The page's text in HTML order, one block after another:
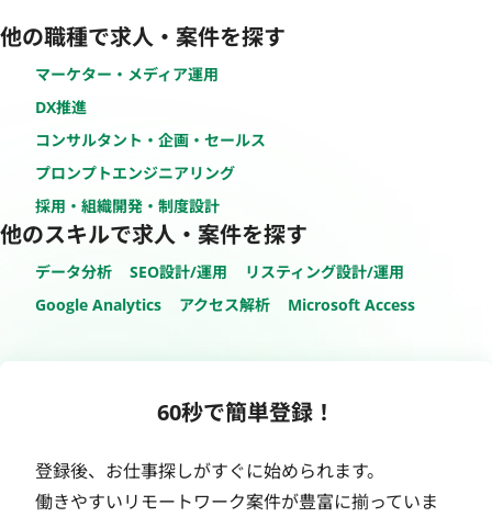
他の職種で求人・案件を探す
マーケター・メディア運用
DX推進
コンサルタント・企画・セールス
プロンプトエンジニアリング
採用・組織開発・制度設計
他のスキルで求人・案件を探す
データ分析 SEO設計/運用
リスティング設計/運用
Google Analytics
アクセス解析 Microsoft Access
60秒で簡単登録！
登録後、お仕事探しがすぐに始められます。
働きやすいリモートワーク案件が豊富に揃っていま